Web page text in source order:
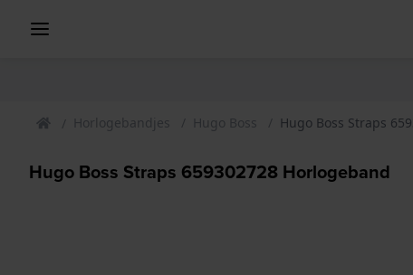
Horlogebandjes Hugo Boss Hugo Boss Straps
Hugo Boss Straps 659302728 Horlogeband